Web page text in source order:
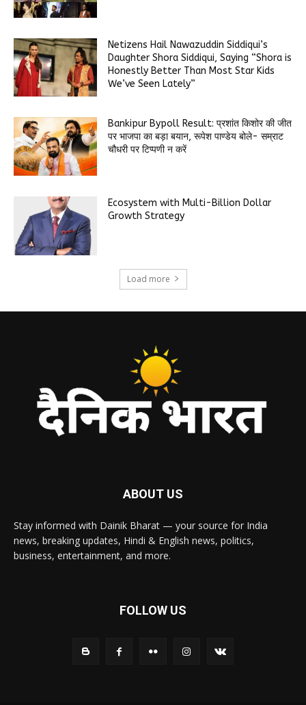
Netizens Hail Nawazuddin Siddiqui’s
Daughter Shora Siddiqui, Saying “Shora is
Honestly Better Than Most Star Kids
We’ve Seen Lately”
Bankipur Bypoll Result: प्रशांत किशोर की जीत
पर भाजपा का बड़ा बयान, रूपेश पाण्डेय बोले- सम्राट
चौधरी पर टिप्पणी न करें
Ecosystem with Multi-Billion Dollar
Growth Strategy
Load more
ABOUT US
Stay informed with Dainik Bharat — your source for India
news, breaking updates, Hindi & English news, politics,
business, entertainment, and more.
FOLLOW US